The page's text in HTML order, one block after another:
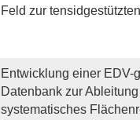
Feld zur
Entwicklung einer EDV-
Datenbank zur
systematisches